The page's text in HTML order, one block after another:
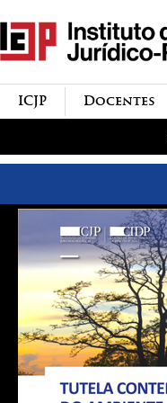
icjp
menu-institucional
Docentes
ICJP